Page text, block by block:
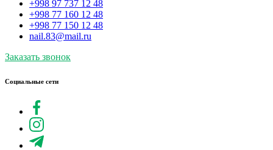
+998 97 737 12 48
+998 77 160 12 48
+998 77 150 12 48
nail.83@mail.ru
Заказать звонок
Социальные сети